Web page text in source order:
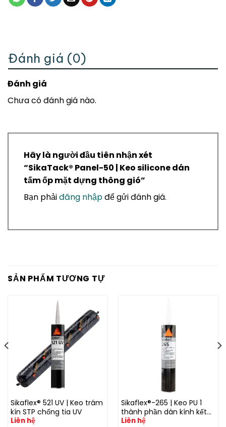
Đánh giá (0)
Đánh giá
Chưa có đánh giá nào.
Hãy là người đầu tiên nhận xét
“SikaTack® Panel-50 | Keo silicone dán
tấm ốp mặt dựng thông gió”
Bạn phảiđăng nhậpđể gửi đánh giá.
SẢN PHẨM TƯƠNG TỰ
Sikaflex® 521 UV | Keo trám
kín STP chống tia UV
Liên hệ
Sikaflex®-265 | Keo PU 1
thành phần dán kính kết
cấu cho xe thương mại
Liên hệ